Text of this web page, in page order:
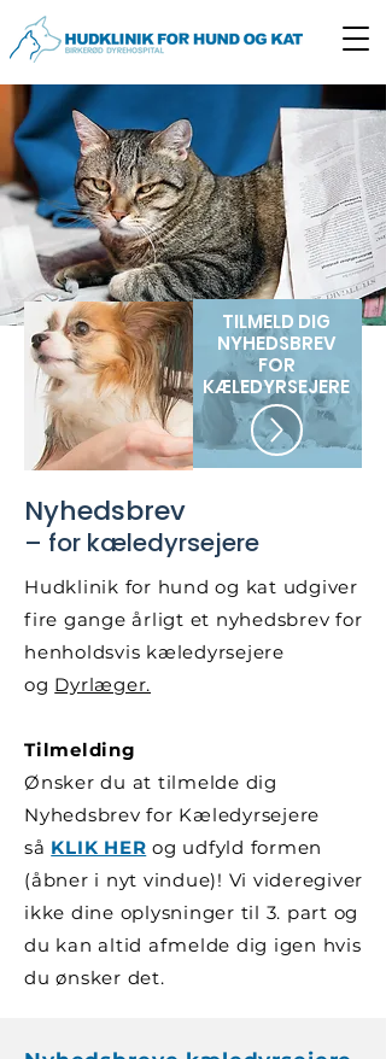
TILMELD DIG
NYHEDSBREV
FOR
KÆLEDYRSEJERE
Nyhedsbrev
– for kæledyrsejere
Hudklinik for hund og kat udgiver
fire gange årligt et nyhedsbrev for
henholdsvis kæledyrsejere
og Dyrlæger.
Tilmelding
Ønsker du at tilmelde dig
Nyhedsbrev for Kæledyrsejere
så KLIK HER og udfyld formen
(åbner i nyt vindue)! Vi videregiver
ikke dine oplysninger til 3. part og
du kan altid afmelde dig igen hvis
du ønsker det.